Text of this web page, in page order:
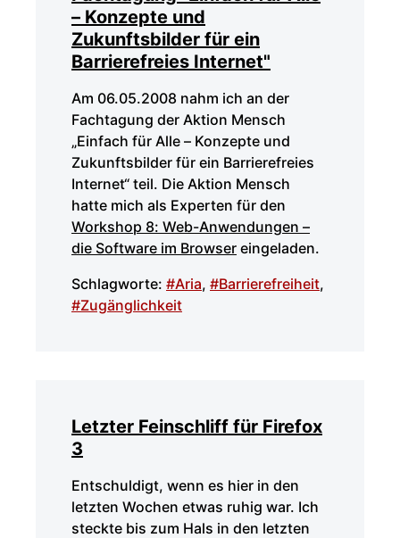
– Konzepte und
Zukunftsbilder für ein
Barrierefreies Internet"
Am 06.05.2008 nahm ich an der
Fachtagung der Aktion Mensch
„Einfach für Alle – Konzepte und
Zukunftsbilder für ein Barrierefreies
Internet“ teil. Die Aktion Mensch
hatte mich als Experten für den
Workshop 8: Web-Anwendungen –
die Software im Browser eingeladen.
Schlagworte: #Aria, #Barrierefreiheit,
#Zugänglichkeit
Letzter Feinschliff für Firefox
3
Entschuldigt, wenn es hier in den
letzten Wochen etwas ruhig war. Ich
steckte bis zum Hals in den letzten